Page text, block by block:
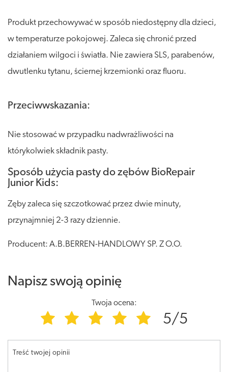
Produkt przechowywać w sposób niedostępny dla dzieci,
w temperaturze pokojowej. Zaleca się chronić przed
działaniem wilgoci i światła. Nie zawiera SLS, parabenów,
dwutlenku tytanu, ściernej krzemionki oraz fluoru.
Przeciwwskazania:
Nie stosować w przypadku nadwrażliwości na
którykolwiek składnik pasty.
Sposób użycia pasty do zębów BioRepair
Junior Kids:
Zęby zaleca się szczotkować przez dwie minuty,
przynajmniej 2-3 razy dziennie.
Producent: A.B.BERREN-HANDLOWY SP. Z O.O.
Napisz swoją opinię
Twoja ocena:
5/5
Treść twojej opinii